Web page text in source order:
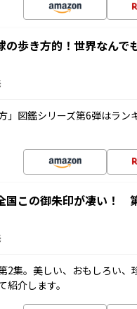
歩き方的！世界なんで
」図鑑シリーズ第6弾はラ
国この御朱印が凄い！
2集。美しい、おもしろい
紹介します。